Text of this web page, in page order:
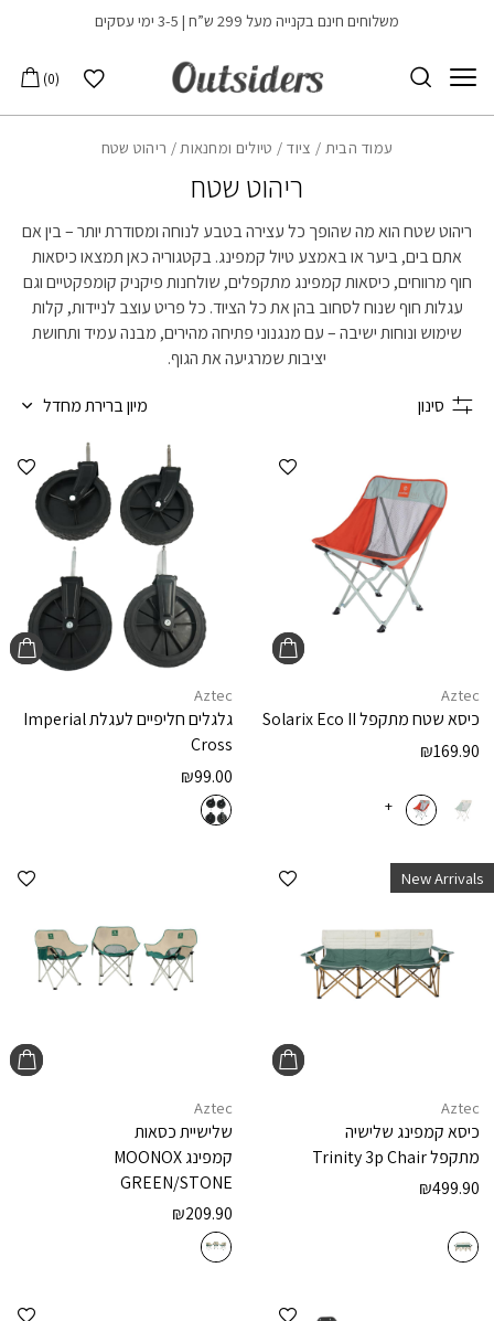
Skip to Contentמשלוחים חינם בקנייה מעל 299 ש”ח | 3-5 ימי עסקים
הרשימה שלי
0
עמוד הבית / ציוד / טיולים ומחנאות/ ריהוט שטח
ריהוט שטח
ריהוט שטח הוא מה שהופך כל עצירה בטבע לנוחה ומסודרת יותר – בין אם
אתם בים, ביער או באמצע טיול קמפינג. בקטגוריה כאן תמצאו כיסאות
חוף מרווחים, כיסאות קמפינג מתקפלים, שולחנות פיקניק קומפקטיים וגם
עגלות חוף שנוח לסחוב בהן את כל הציוד. כל פריט עוצב לניידות, קלות
שימוש ונוחות ישיבה – עם מנגנוני פתיחה מהירים, מבנה עמיד ותחושת
יציבות שמרגיעה את הגוף.
סינון מיון ברירת מחדל
הוספה למועדפים
Aztec
כיסא שטח מתקפלSolarix Eco II
₪169.90
+
Aztec
גלגלים חליפיים לעגלתImperial
Cross
₪99.00
הוספה למועדפים New Arrivals
Aztec
כיסא קמפינג שלישיה
מתקפלTrinity 3p Chair
₪499.90
Aztec
שלישיית כסאות
קמפינגMOONOX
GREEN/STONE
₪209.90
הוספה למועדפים